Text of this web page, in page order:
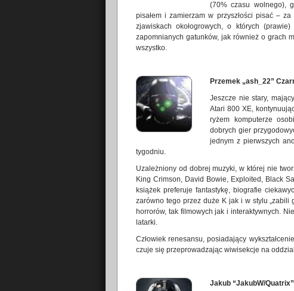
(70% czasu wolnego),
pisałem i zamierzam w przyszłości pisać –
zjawiskach okołogrowych, o których
zapomnianych gatunków, jak również o grach
wszystko.
Przemek „ash_22”
Jeszcze nie stary,
Atari 800 XE,
ryżem komputerze
dobrych gier
jednym z pierwszych
tygodniu.
Uzależniony od dobrej muzyki, w której nie
King Crimson, David Bowie, Exploited, Black
książek preferuje fantastykę, biografie
zarówno tego przez duże K jak i w stylu „zabili
horrorów, tak filmowych jak i interaktywnych.
latarki.
Człowiek renesansu, posiadający
czuje się przeprowadzając wiwisekcje na
Jakub “JakubW/